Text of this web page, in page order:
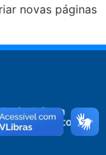
novas páginas